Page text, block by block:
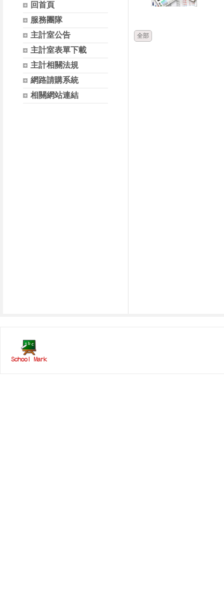
回首頁
服務團隊
主計室公告
主計室表單下載
主計相關法規
網路請購系統
相關網站連結
全部